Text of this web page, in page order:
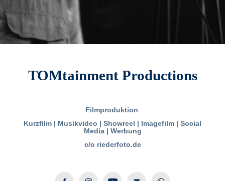
TOMtainment Productions
Filmproduktion
Kurzfilm | Musikvideo | Showreel | Imagefilm | Social
Media | Werbung
c/o riederfoto.de